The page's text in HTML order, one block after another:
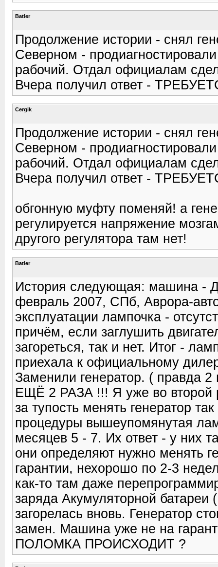
Batler
Продолжение истории - снял
Северном -
рабочий. Отдал официалам
Вчера получил ответ -
Cergik
Продолжение истории - снял
Северном -
рабочий. Отдал официалам
Вчера получил ответ -
обгонную муфту поменяй! а
регулируется напряжение
другого регулятора там нет!
Batler
История следующая: машина -
февраль 2007, СПб, Аврора-
эксплуатации лампочка -
причём, если заглушить
загореться, так и нет. Итог -
приехала к официальному
Заменили генератор. ( правда
ЕЩЁ 2 РАЗА !!! Я уже во второй
за тупость менять генератор
процедуры вышеупомянутая
месяцев 5 - 7. Их ответ - у них
они определяют нужно менять
гарантии, нехорошо по 2-3
как-то там даже
заряда Акумуляторной батареи
загорелась вновь. Генератор
замен. Машина уже не на
ПОЛОМКА ПРОИСХОДИТ ?